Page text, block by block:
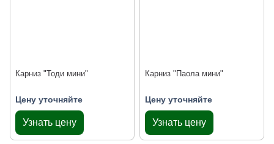
Карниз "Тоди мини"
Цену уточняйте
Узнать цену
Карниз "Паола мини"
Цену уточняйте
Узнать цену